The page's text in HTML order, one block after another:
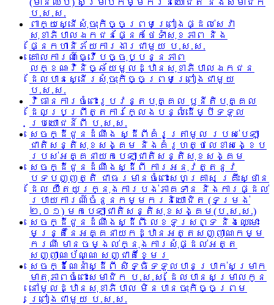
(មានឈីប) សម្រាប់កម្មករនិយោជិត និងសមាជិក
ប.ស.ស.
ពាក្យស្នើសុំចុះកិច្ចព្រមព្រៀងផ្ដល់សេវា
សុខាភិបាលឯកជនផ្នែកថែទាំសុខភាព និង
ផ្នែកហានិភ័យការងារជាមួយ ប.ស.ស.
គោលការណ៍ធ្វើបច្ចុប្បន្នភាព
លក្ខណៈវិនិច្ឆ័យមួលដ្ឋានសុខាភិបាលឯកជន
ដែលបានស្នើរសុំចុះកិច្ចព្រមព្រៀងជាមួយ
ប.ស.ស.
វិធានការចំពោះរូបវន្តបុគ្គល ឫនីតិបុគ្គល
ដែលប្រព្រឹត្តការក្លែងបន្លំដើម្បីទទួល
ប្រយោជន៍ពី ប.ស.ស.
សេចក្ដីជូនដំណឹង ស្ដីពីគំរូត្រាមូល របស់បេឡា
ជាតិសន្តិសុខសង្គម និងគំរូហត្ថលេខាសង្ខេប
របស់អគ្គនាយកបេឡាជាតិសន្តិសុខសង្គម
សេចក្ដីជូនដំណឹងស្ដីពី ការអនុវត្តនូវ
បទបញ្ញត្តិ ជាធរមានចំពោះសហគ្រាស គ្រឹះស្ថាន
ដែល យឺតយូរក្នុងការបង់ភាគទាន និងការផ្ដល់
របាយការណ៍ចំនួនកម្មករនិយោជិត (ទម្រង់
២.០១) មកបេឡាជាតិសន្តិសុខសង្គម(ប.ស.ស.)
សេចក្ដីជូនដំណឹងស្ដីពី លេខទូរសព្ទ និងឈ្មោះ
មន្រ្តីនៃអគ្គនាយកដ្ឋានអត្តសញ្ញាណកម្ម
ករណី មានចម្ងល់ក្នុងការសុំផ្ដល់អត្ត
សញ្ញាណប័ណ្ណ សញ្ជាតិខ្មែរ
សេចក្ដីណែនាំស្ដីពី សិទ្ធិទទួលបានប្រាក់សម្រាក
មាតុភាពចំពោះសមាជិក ប.ស.ស. ដែលបានសម្រាលកូន
នៅមូលដ្ឋានសុខាភិបាល មិនបានចុះកិច្ចព្រម
ព្រៀងជាមួយ ប.ស.ស.